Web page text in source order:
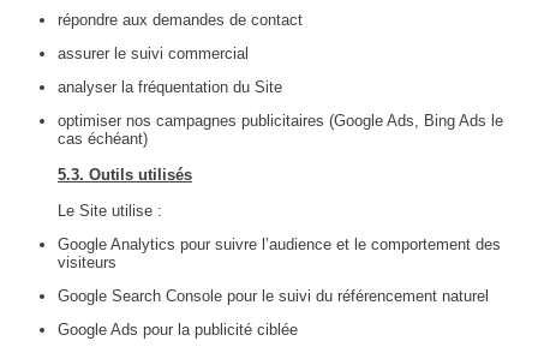
répondre aux demandes de contact
assurer le suivi commercial
analyser la fréquentation du Site
optimiser nos campagnes publicitaires (Google Ads, Bing Ads le
cas échéant)
5.3. Outils utilisés
Le Site utilise :
Google Analytics pour suivre l’audience et le comportement des
visiteurs
Google Search Console pour le suivi du référencement naturel
Google Ads pour la publicité ciblée